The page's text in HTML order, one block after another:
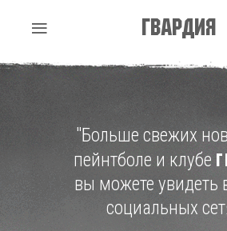
Гвардия
"Больше свежих
пейнтболе и клубе
вы можете увидеть
социальных